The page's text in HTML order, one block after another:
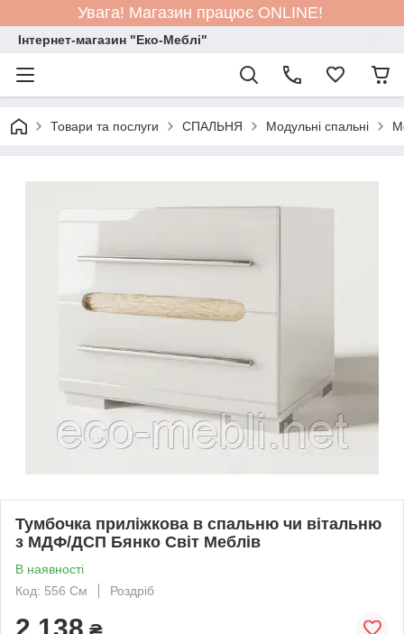
Увага! Магазин працює ONLINE!
Інтернет-магазин "Еко-Меблі"
Товари та послуги СПАЛЬНЯ Модульні спальні
Тумбочка приліжкова в спальню чи вітальню
з МДФ/ДСП Бянко Світ Меблів
В наявності
Код: 556 См
Роздріб
2 138